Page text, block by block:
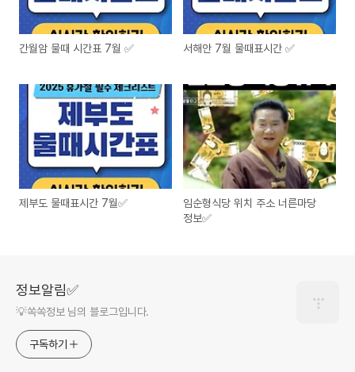
간월암 물때 시간표 7월 ✅ 서해안 7월 물때표시간 ✅
제부도 물때표시간 7월✅
임순형식당 위치 주소 너른마당
정보✅
정보알림✅
💡쏙쏙정보 님의 블로그입니다.
구독하기